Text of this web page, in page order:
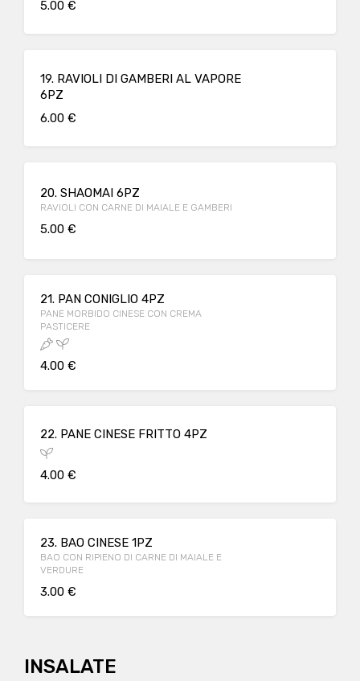
5.00 €
19. RAVIOLI DI GAMBERI AL VAPORE
6PZ
6.00 €
20. SHAOMAI 6PZ
RAVIOLI CON CARNE DI MAIALE E GAMBERI
5.00 €
21. PAN CONIGLIO 4PZ
PANE MORBIDO CINESE CON CREMA
PASTICERE
4.00 €
22. PANE CINESE FRITTO 4PZ
4.00 €
23. BAO CINESE 1PZ
BAO CON RIPIENO DI CARNE DI MAIALE E
VERDURE
3.00 €
INSALATE